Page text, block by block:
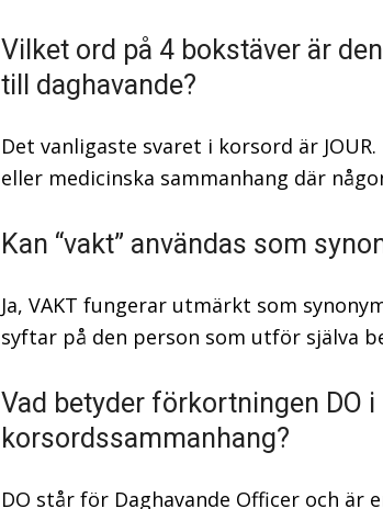
Vilket ord på 4 bokstäver är
till daghavande?
Det vanligaste svaret i korsord är
eller medicinska sammanhang där
Kan “vakt” användas som
Ja, VAKT fungerar utmärkt som
syftar på den person som utför själva
Vad betyder förkortningen DO i
korsordssammanhang?
DO står för Daghavande Officer och är